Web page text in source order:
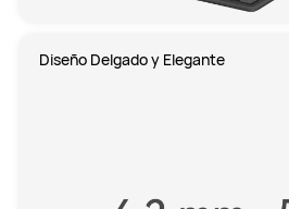
Diseño Delgado y Elegante